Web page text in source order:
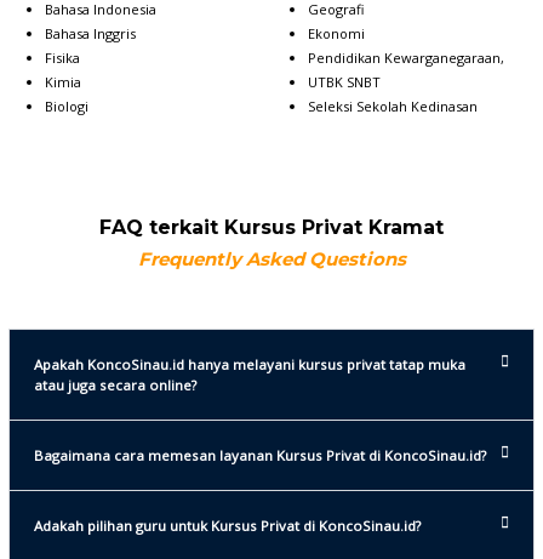
Bahasa Indonesia
Bahasa Inggris
Fisika
Kimia
Biologi
Geografi
Ekonomi
Pendidikan Kewarganegaraan,
UTBK SNBT
Seleksi Sekolah Kedinasan
FAQ terkait Kursus Privat Kramat
Frequently Asked Questions
Apakah KoncoSinau.id hanya melayani kursus privat tatap muka
atau juga secara online?
Bagaimana cara memesan layanan Kursus Privat di KoncoSinau.id?
Adakah pilihan guru untuk Kursus Privat di KoncoSinau.id?